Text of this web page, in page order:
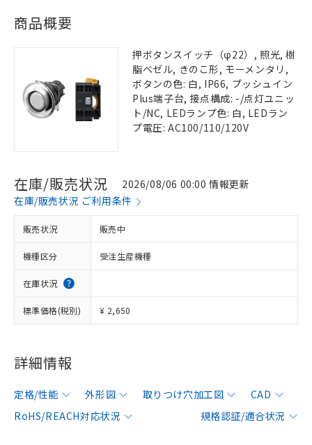
商品概要
押ボタンスイッチ（φ22）, 照光, 樹
脂ベゼル, きのこ形, モーメンタリ,
ボタンの色: 白, IP66, プッシュイン
Plus端子台, 接点構成: -/点灯ユニッ
ト/NC, LEDランプ色: 白, LEDラン
プ電圧: AC100/110/120V
在庫/販売状況
2026/08/06 00:00 情報更新
在庫/販売状況 ご利用条件
販売状況 販売中
機種区分 受注生産機種
在庫状況
標準価格(税別) ¥ 2,650
詳細情報
定格/性能 外形図 取りつけ穴加工図
CAD
RoHS/REACH対応状況
規格認証/適合状況